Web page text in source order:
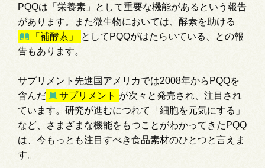
PQQは「栄養素」として重要な機能があるという報告
があります。また微生物においては、酵素を助ける
「補酵素」
としてPQQがはたらいている、との報
告もあります。
サプリメント先進国アメリカでは2008年からPQQを
含んだ
サプリメント が次々と発売され、注目され
ています。研究が進むにつれて「細胞を元気にする」
など、さまざまな機能をもつことがわかってきたPQQ
は、今もっとも注目すべき食品素材のひとつと言えま
す。